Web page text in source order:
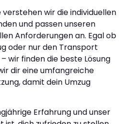
verstehen wir die individuellen
und passen unseren
Anforderungen an. Egal ob
oder nur den Transport
wir finden die beste Lösung
dir eine umfangreiche
damit dein Umzug
Erfahrung und unser